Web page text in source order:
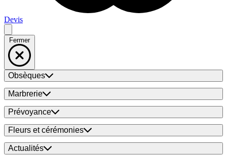
Devis
Fermer
Obsèques
Marbrerie
Prévoyance
Fleurs et cérémonies
Actualités